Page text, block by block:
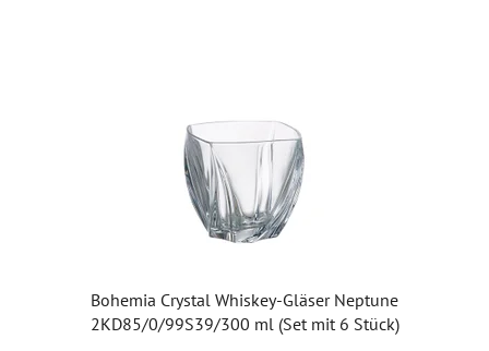
Bohemia Crystal Whiskey-Gläser Neptune
2KD85/0/99S39/300 ml (Set mit 6 Stück)